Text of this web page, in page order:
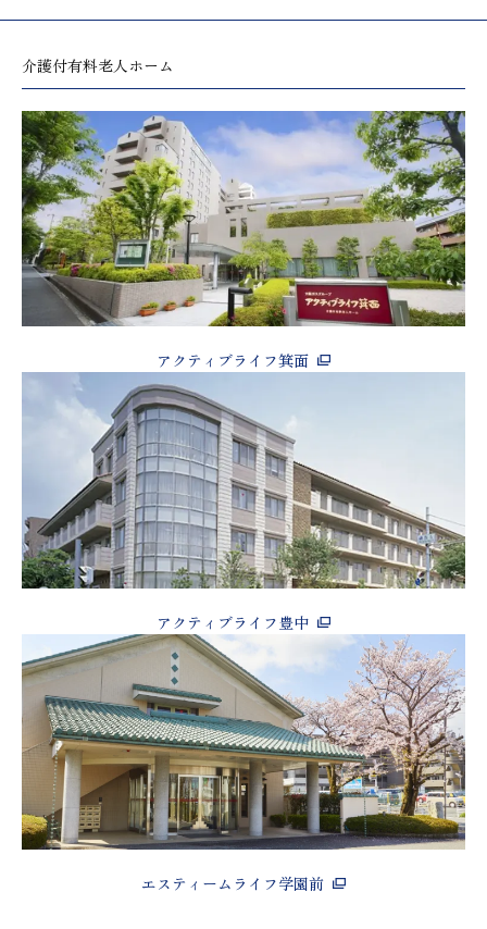
介護付有料老人ホーム
アクティブライフ箕面
アクティブライフ豊中
エスティームライフ学園前